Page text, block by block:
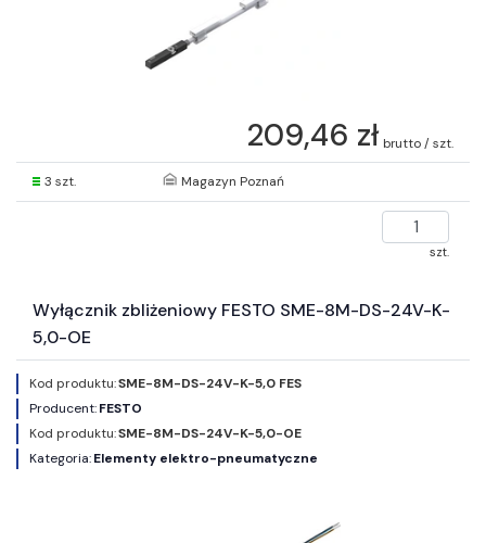
209,46 zł brutto / szt.
3 szt. Magazyn Poznań
szt.
Wyłącznik zbliżeniowy FESTO SME-8M-DS-24V-K-
5,0-OE
Kod produktu:SME-8M-DS-24V-K-5,0 FES
Producent:FESTO
Kod produktu:SME-8M-DS-24V-K-5,0-OE
Kategoria:Elementy elektro-pneumatyczne